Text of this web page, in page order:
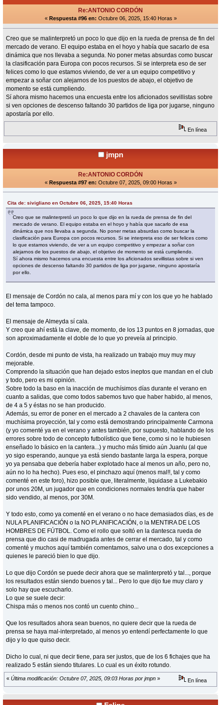
Re:ANTONIO CORDÓN
« Respuesta #96 en: Octubre 06, 2025, 15:40 Horas »
Creo que se malinterpretó un poco lo que dijo en la rueda de prensa de fin del
mercado de verano. El equipo estaba en el hoyo y había que sacarlo de esa
dinámica que nos llevaba a segunda. No poner metas absurdas como buscar
la clasificación para Europa con pocos recursos. Si se interpreta eso de ser
felices como lo que estamos viviendo, de ver a un equipo competitivo y
empezar a soñar con alejarnos de los puestos de abajo, el objetivo de
momento se está cumpliendo.
Sí ahora mismo hacemos una encuesta entre los aficionados sevillistas sobre
si ven opciones de descenso faltando 30 partidos de liga por jugarse, ninguno
apostaría por ello.
En línea
jmpn
Re:ANTONIO CORDÓN
« Respuesta #97 en: Octubre 07, 2025, 09:00 Horas »
Cita de: sivigliano en Octubre 06, 2025, 15:40 Horas
Creo que se malinterpretó un poco lo que dijo en la rueda de prensa de fin del
mercado de verano. El equipo estaba en el hoyo y había que sacarlo de esa
dinámica que nos llevaba a segunda. No poner metas absurdas como buscar la
clasificación para Europa con pocos recursos. Si se interpreta eso de ser felices como
lo que estamos viviendo, de ver a un equipo competitivo y empezar a soñar con
alejarnos de los puestos de abajo, el objetivo de momento se está cumpliendo.
Sí ahora mismo hacemos una encuesta entre los aficionados sevillistas sobre si ven
opciones de descenso faltando 30 partidos de liga por jugarse, ninguno apostaría
por ello.
El mensaje de Cordón no cala, al menos para mí y con los que yo he hablado
del tema tampoco.
El mensaje de Almeyda sí cala.
Y creo que ahí está la clave, de momento, de los 13 puntos en 8 jornadas, que
son aproximadamente el doble de lo que yo preveía al principio.
Cordón, desde mi punto de vista, ha realizado un trabajo muy muy muy
mejorable.
Comprendo la situación que han dejado estos ineptos que mandan en el club
y todo, pero es mi opinión.
Sobre todo la baso en la inacción de muchísimos días durante el verano en
cuanto a salidas, que como todos sabemos tuvo que haber habido, al menos,
de 4 a 5 y éstas no se han producido.
Además, su error de poner en el mercado a 2 chavales de la cantera con
muchísima proyección, tal y como está demostrando principalmente Carmona
(y yo comenté ya en el verano y antes también, por supuesto, hablando de los
errores sobre todo de concepto futbolístico que tiene, como si no le hubiesen
enseñado lo básico en la cantera...) y mucho más tímido aún Juanlu (al que
yo sigo esperando, aunque ya está siendo bastante larga la espera, porque
yo ya pensaba que debería haber explotado hace al menos un año, pero no,
aún no lo ha hecho). Pues eso, el pinchazo aquí (menos mal!!, tal y como
comenté en este foro), hizo posible que, literalmente, liquidase a Lukebakio
por unos 20M, un jugador que en condiciones normales tendría que haber
sido vendido, al menos, por 30M.
Y todo esto, como ya comenté en el verano o no hace demasiados días, es de
NULA PLANIFICACIÓN o la NO PLANIFICACIÓN, o la MENTIRA DE LOS
HOMBRES DE FÚTBOL. Como el rollo que soltó en la dantesca rueda de
prensa que dio casi de madrugada antes de cerrar el mercado, tal y como
comenté y muchos aquí también comentamos, salvo una o dos excepciones a
quienes le pareció bien lo que dijo.
Lo que dijo Cordón se puede decir ahora que se malinterpretó y tal..., porque
los resultados están siendo buenos y tal... Pero lo que dijo fue muy claro y
solo hay que escucharlo.
Lo que se suele decir:
Chispa más o menos nos contó un cuento chino...
Que los resultados ahora sean buenos, no quiere decir que la rueda de
prensa se haya mal-interpretado, al menos yo entendí perfectamente lo que
dijo y lo que quiso decir.
Dicho lo cual, ni que decir tiene, para ser justos, que de los 6 fichajes que ha
realizado 5 están siendo titulares. Lo cual es un éxito rotundo.
« Última modificación: Octubre 07, 2025, 09:03 Horas por jmpn » En línea